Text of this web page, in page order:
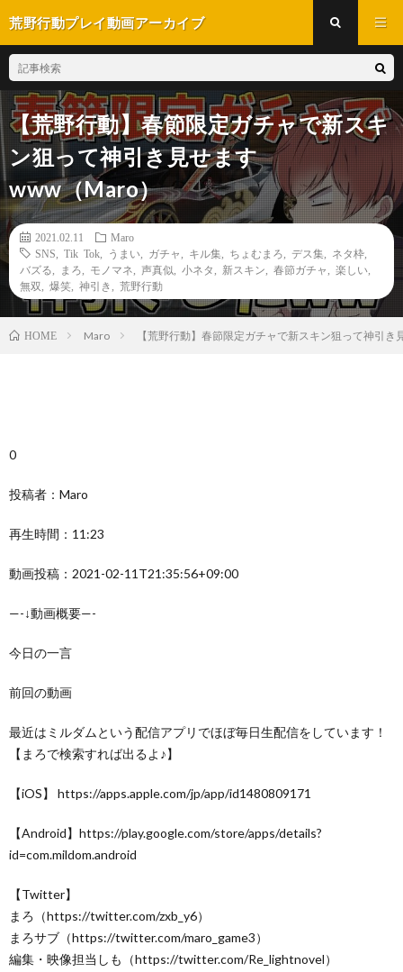
荒野行動プレイ動画アーカイブ
【荒野行動】春節限定ガチャで新スキ
ン狙って神引き見せます
www（Maro）
2021.02.11
Maro
SNS
Tik Tok うまい ガチャ キル集 ちょむまろ デス集 ネタ枠
バズる
まろ モノマネ 声真似 小ネタ 新スキン 春節ガチャ 楽しい
無双
爆笑 神引き 荒野行動
HOME Maro 【荒野行動】春節限定ガチャで新スキン狙って神引
0
投稿者：Maro
再生時間：11:23
動画投稿：2021-02-11T21:35:56+09:00
—-↓動画概要—-
今日の一言
前回の動画
最近はミルダムという配信アプリでほぼ毎日生配信をしています！
【まろで検索すれば出るよ♪】
【iOS】 https://apps.apple.com/jp/app/id1480809171
【Android】https://play.google.com/store/apps/details?
id=com.mildom.android
【Twitter】
まろ（https://twitter.com/zxb_y6）
まろサブ（https://twitter.com/maro_game3）
編集・映像担当しも（https://twitter.com/Re_lightnovel）